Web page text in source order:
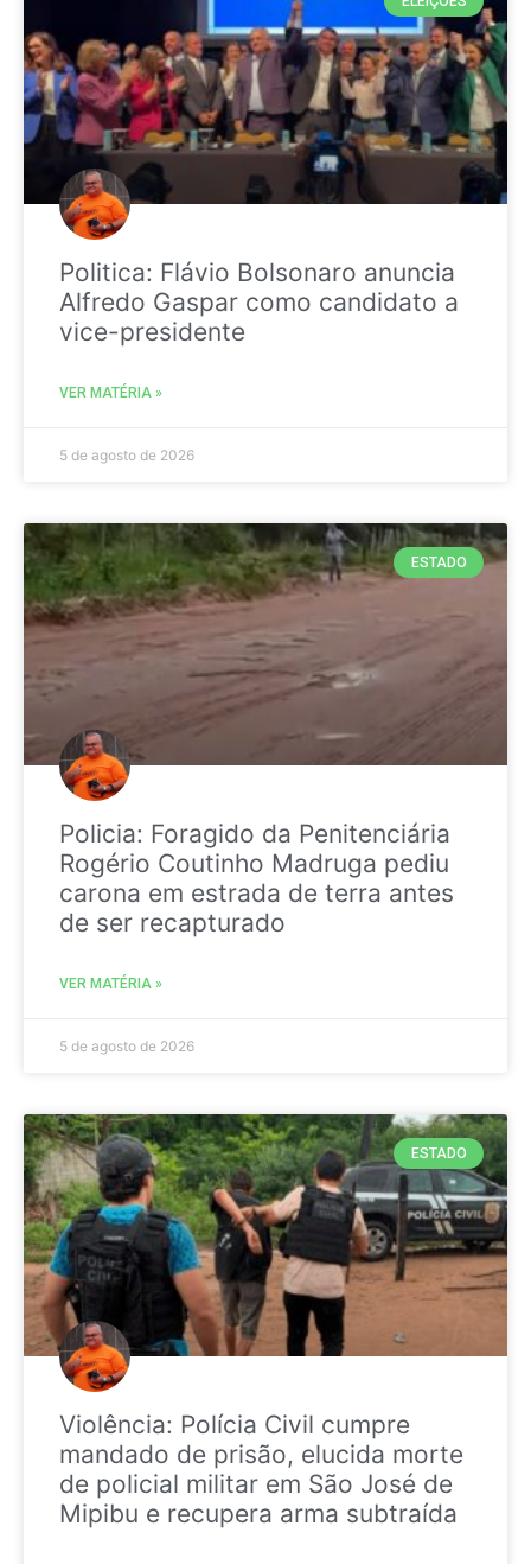
Politica: Flávio Bolsonaro anuncia
Alfredo Gaspar como candidato a
vice-presidente
VER MATÉRIA »
5 de agosto de 2026
ESTADO
Policia: Foragido da Penitenciária
Rogério Coutinho Madruga pediu
carona em estrada de terra antes
de ser recapturado
VER MATÉRIA »
5 de agosto de 2026
ESTADO
Violência: Polícia Civil cumpre
mandado de prisão, elucida morte
de policial militar em São José de
Mipibu e recupera arma subtraída